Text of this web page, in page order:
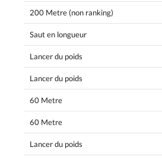
200 Metre (non ranking)
Saut en longueur
Lancer du poids
Lancer du poids
60 Metre
60 Metre
Lancer du poids